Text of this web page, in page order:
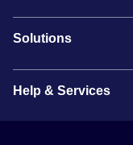
Solutions
Help & Services